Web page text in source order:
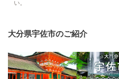
い。
大分県宇佐市のご紹介